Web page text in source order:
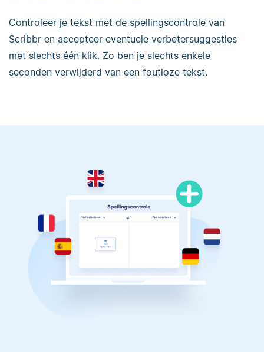
Controleer je tekst met de spellingscontrole van
Scribbr en accepteer eventuele verbetersuggesties
met slechts één klik. Zo ben je slechts enkele
seconden verwijderd van een foutloze tekst.